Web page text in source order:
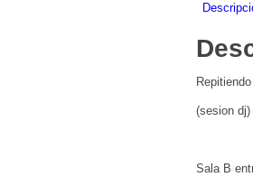
(sesion dj)
Sala B